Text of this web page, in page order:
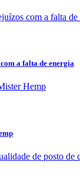
a falta de energia